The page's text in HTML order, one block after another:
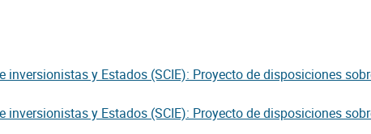
y Estados (SCIE): Proyecto de disposiciones
y Estados (SCIE): Proyecto de disposiciones